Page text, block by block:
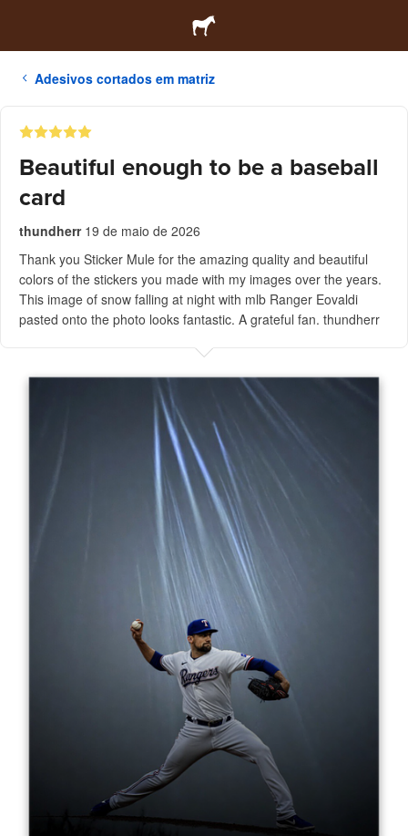
Adesivos cortados em matriz
Beautiful enough to be a baseball
card
thundherr 19 de maio de 2026
Thank you Sticker Mule for the amazing quality and beautiful
colors of the stickers you made with my images over the years.
This image of snow falling at night with mlb Ranger Eovaldi
pasted onto the photo looks fantastic. A grateful fan. thundherr